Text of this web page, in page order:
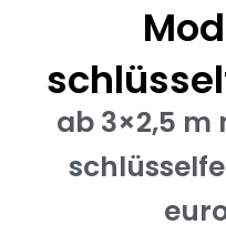
ab 3×2,5 m